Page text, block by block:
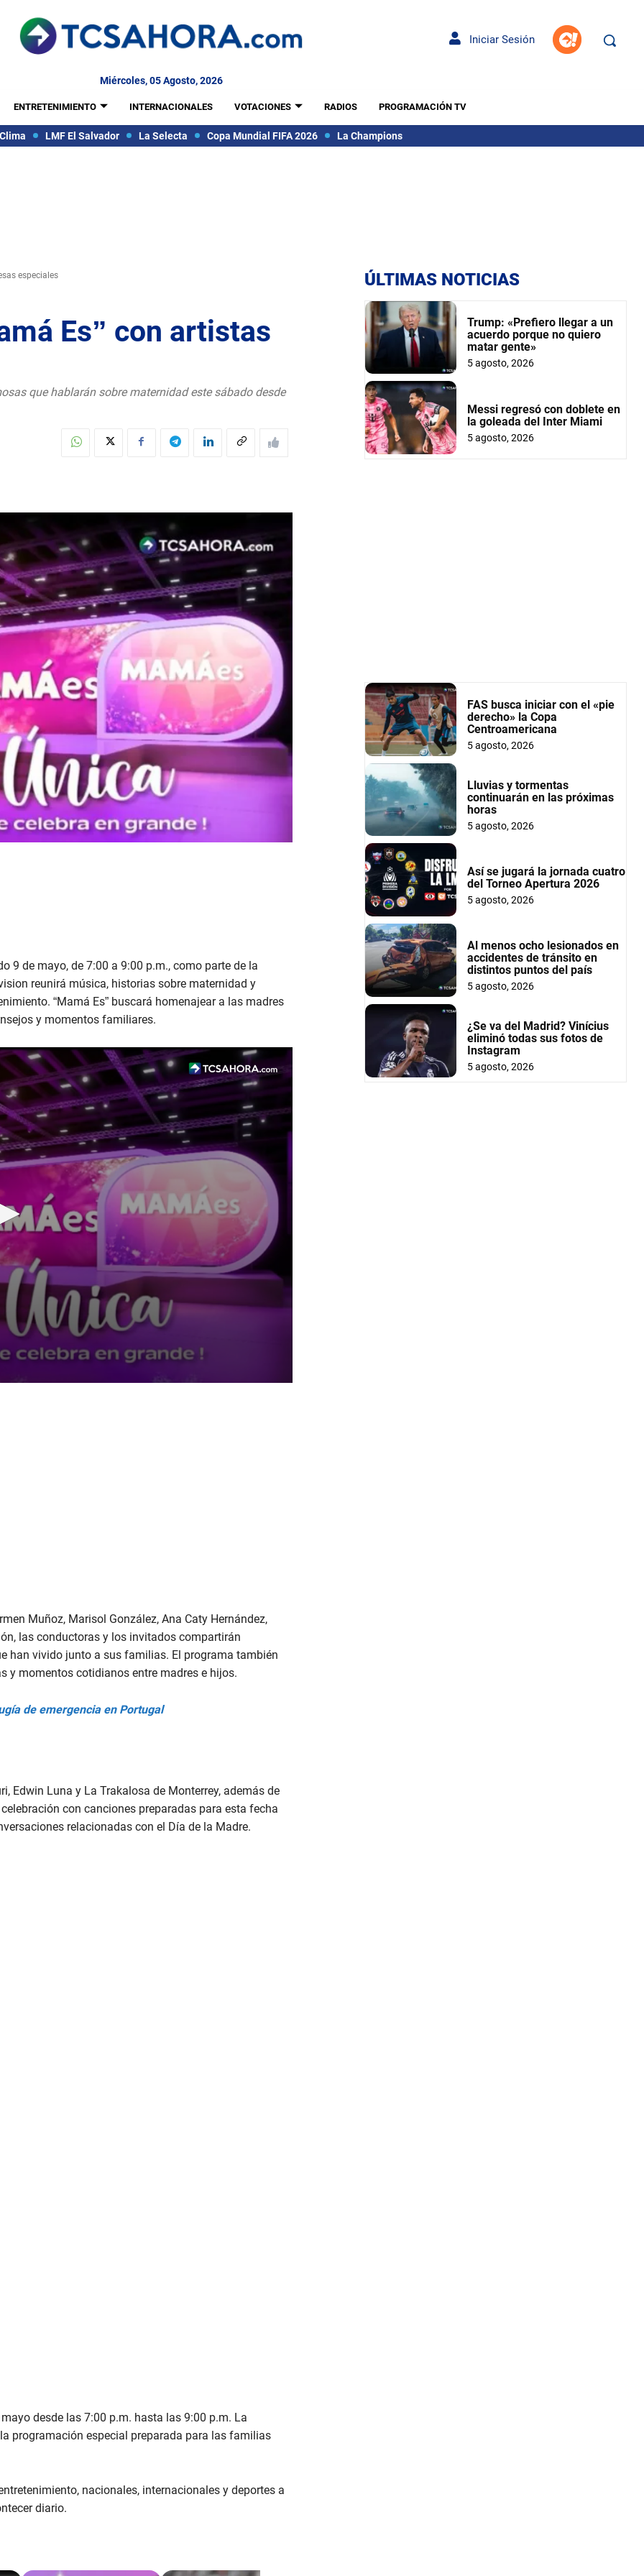
Iniciar Sesión
Miércoles, 05 Agosto, 2026
ENTRETENIMIENTO INTERNACIONALES VOTACIONES RADIOS PROGRAMACIÓN TV
Clima LMF El Salvador La Selecta Copa Mundial FIFA 2026 La Champions
especiales
Es” con artistas
que hablarán sobre maternidad este sábado desde
9 de mayo, de 7:00 a 9:00 p.m., como parte de la
reunirá música, historias sobre maternidad y
“Mamá Es” buscará homenajear a las madres
y momentos familiares.
Muñoz, Marisol González, Ana Caty Hernández,
las conductoras y los invitados compartirán
han vivido junto a sus familias. El programa también
y momentos cotidianos entre madres e hijos.
de emergencia en Portugal
Edwin Luna y La Trakalosa de Monterrey, además de
con canciones preparadas para esta fecha
relacionadas con el Día de la Madre.
desde las 7:00 p.m. hasta las 9:00 p.m. La
programación especial preparada para las familias
nacionales, internacionales y deportes a
diario.
ÚLTIMAS NOTICIAS
Trump: «Prefiero llegar a un
acuerdo porque no quiero
matar gente»
5 agosto, 2026
Messi regresó con doblete en
la goleada del Inter Miami
5 agosto, 2026
FAS busca iniciar con el «pie
derecho» la Copa
Centroamericana
5 agosto, 2026
Lluvias y tormentas
continuarán en las próximas
horas
5 agosto, 2026
Así se jugará la jornada cuatro
del Torneo Apertura 2026
5 agosto, 2026
Al menos ocho lesionados en
accidentes de tránsito en
distintos puntos del país
5 agosto, 2026
¿Se va del Madrid? Vinícius
eliminó todas sus fotos de
Instagram
5 agosto, 2026